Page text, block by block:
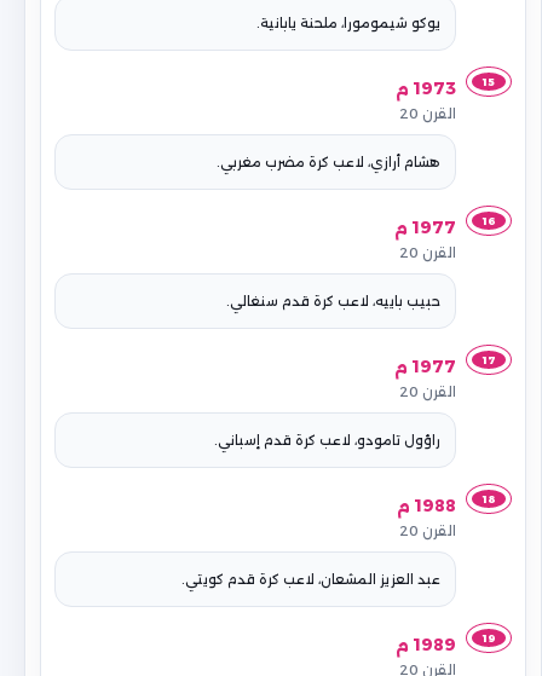
يوكو شيمومورا، ملحنة يابانية.
15 1973 م
القرن 20
هشام أرازي، لاعب كرة مضرب مغربي.
16 1977 م
القرن 20
حبيب باييه، لاعب كرة قدم سنغالي.
17 1977 م
القرن 20
راؤول تامودو، لاعب كرة قدم إسباني.
18 1988 م
القرن 20
عبد العزيز المشعان، لاعب كرة قدم كويتي.
19 1989 م
القرن 20